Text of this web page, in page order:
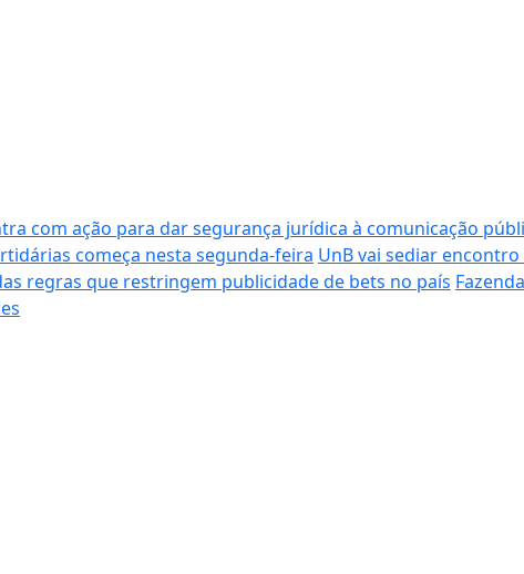
com ação para dar segurança jurídica à comunicação
começa nesta segunda-feira UnB vai sediar
regras que restringem publicidade de bets no país